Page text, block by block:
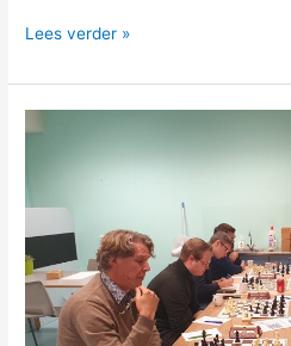
Lees verder »
ASV-
1
tegen
BDSV